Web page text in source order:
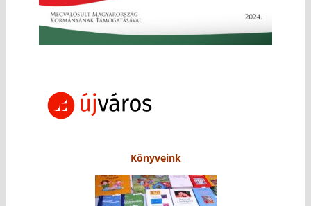
Könyveink